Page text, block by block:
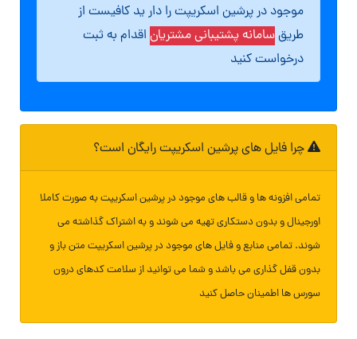
موجود در پرشین اسکریپت را دار ید کافیست از
طریقسامانه پشتیبانی مشتریان اقدام به ثبت
درخواست کنید
چرا فایل های پرشین اسکریپت رایگان است؟
تمامی افزونه ها و قالب های موجود در پرشین اسکریپت به صورت کاملا
اورجینال و بدون دستکاری تهیه می شوند و به اشتراک گذاشته می
شوند. تمامی منابع و فایل های موجود در پرشین اسکریپت متن باز و
بدون قفل گذاری می باشد و شما می توانید از سلامت کدهای درون
سورس ها اطمینان حاصل کنید